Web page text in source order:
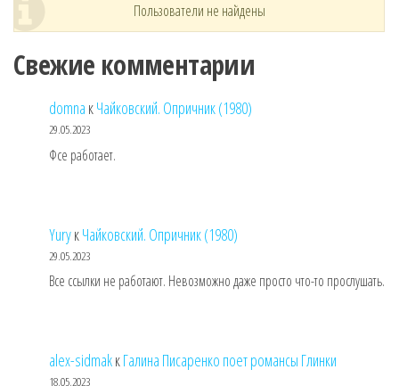
Пользователи не найдены
Свежие комментарии
domna кЧайковский. Опричник (1980)
29.05.2023
Фсе работает.
YuryкЧайковский. Опричник (1980)
29.05.2023
Все ссылки не работают. Невозможно даже просто что-то прослушать.
alex-sidmakкГалина Писаренко поет романсы Глинки
18.05.2023